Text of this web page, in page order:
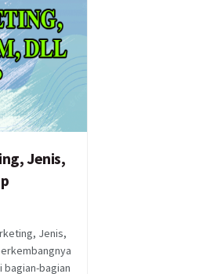
Jenis,
Jenis,
bagian-bagian